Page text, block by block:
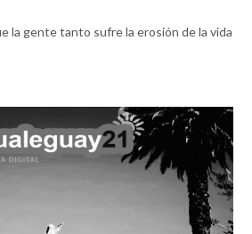
la gente tanto sufre la erosión de la vida